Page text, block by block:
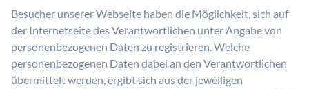
Besucher unserer Webseite haben die Möglichkeit, sich auf
der Internetseite des Verantwortlichen unter Angabe von
personenbezogenen Daten zu registrieren. Welche
personenbezogenen Daten dabei an den Verantwortlichen
übermittelt werden, ergibt sich aus der jeweiligen